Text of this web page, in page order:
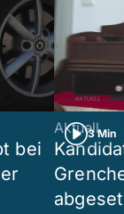
bei
3 Min
Aktuell